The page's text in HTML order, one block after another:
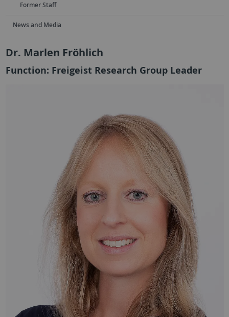
Former Staff
News and Media
Dr. Marlen Fröhlich
Function: Freigeist Research Group Leader